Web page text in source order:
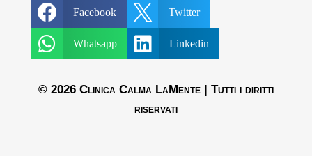
 Facebook  Twitter
 Whatsapp  Linkedin
© 2026 Clinica Calma LaMente | Tutti i diritti
riservati